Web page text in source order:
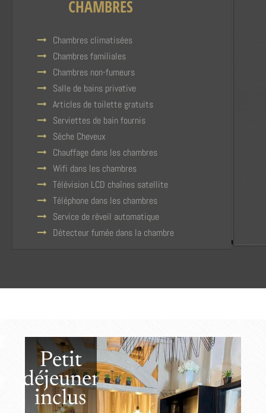
CHAMBRES
Chambres climatisées
Chambres familiales
Chambres non-fumeurs
Salle de bains privative
Articles de toilette gratuits
Serviettes de bain fournis
Séche Cheveux
Chauffage dans les chambres
Wifi dans les chambres
Télévision LCD chaînes satellite
Téléphone dans les chambres
Service de réveil automatique
Détecteur fumée dans la chambre
Petit
déjeuner
inclus